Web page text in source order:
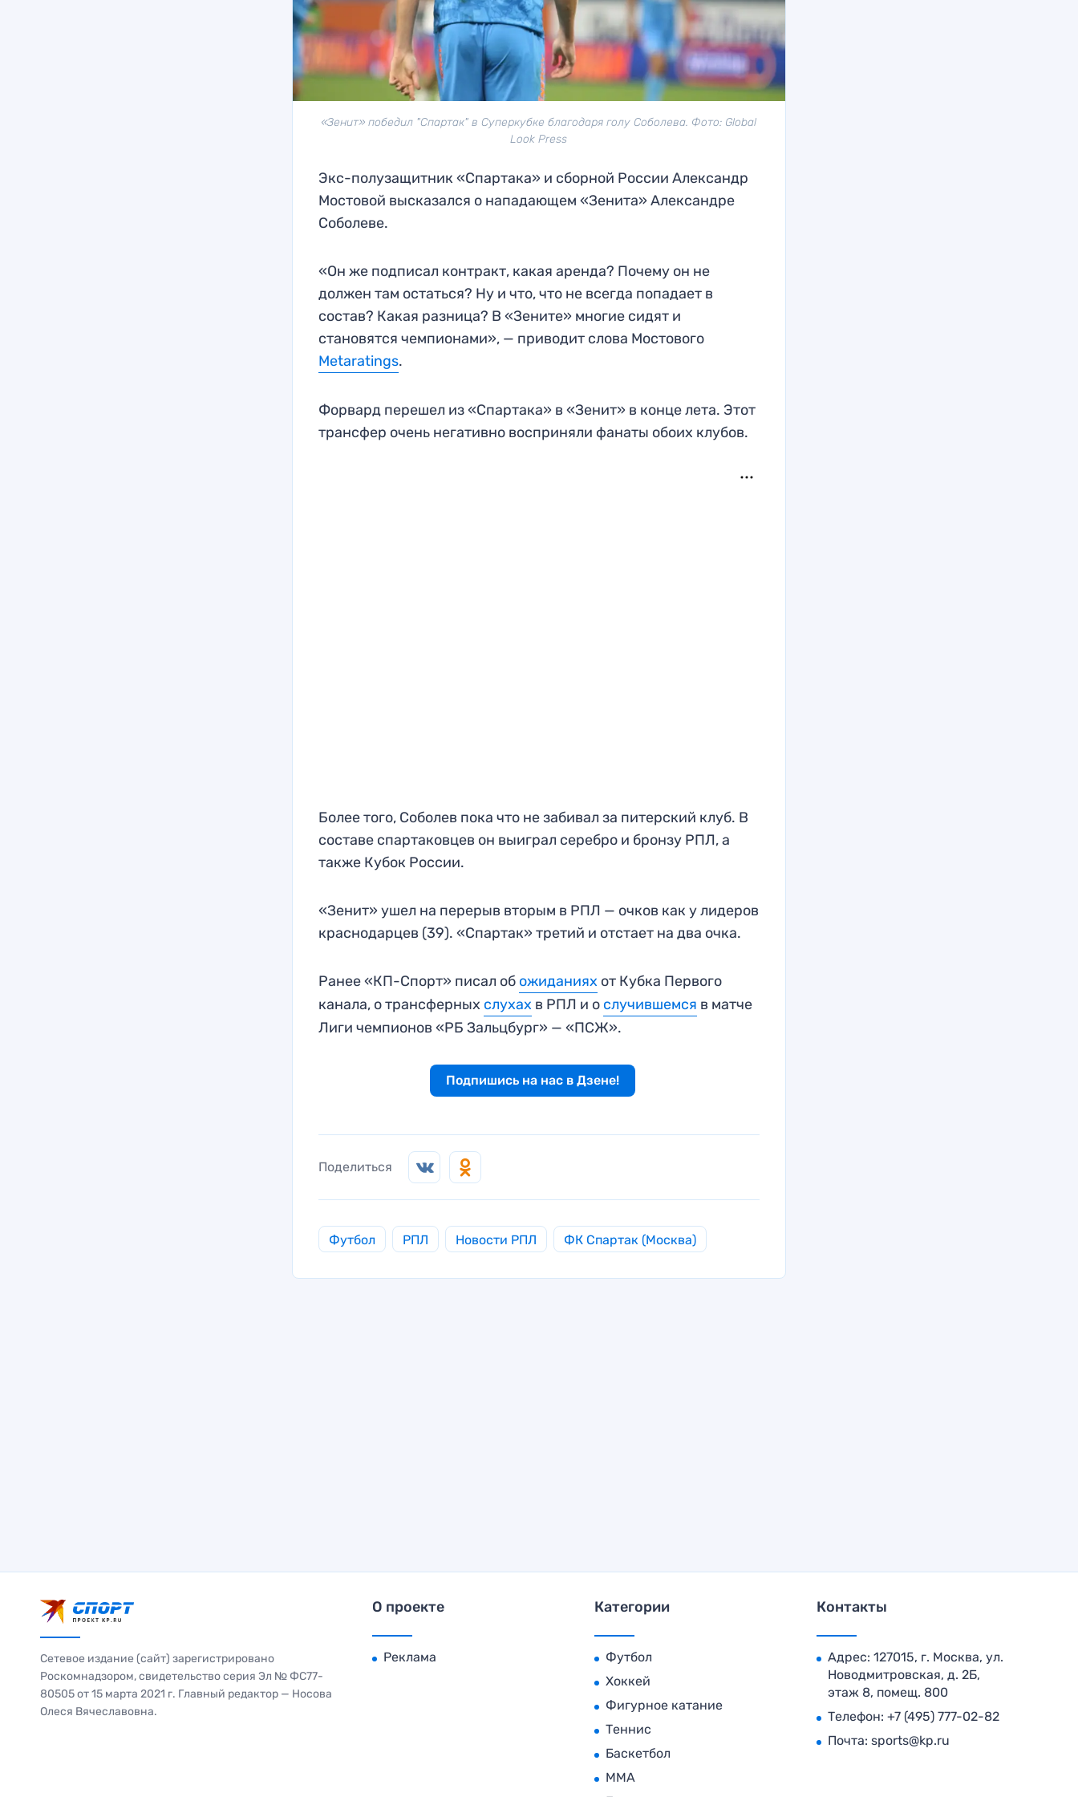
«Зенит» победил "Спартак" в Суперкубке благодаря голу Соболева. Фото: Global
Look Press
Экс-полузащитник «Спартака» и сборной России Александр
Мостовой высказался о нападающем «Зенита» Александре
Соболеве.
«Он же подписал контракт, какая аренда? Почему он не
должен там остаться? Ну и что, что не всегда попадает в
состав? Какая разница? В «Зените» многие сидят и
становятся чемпионами», — приводит слова Мостового
Metaratings.
Форвард перешел из «Спартака» в «Зенит» в конце лета. Этот
трансфер очень негативно восприняли фанаты обоих клубов.
Более того, Соболев пока что не забивал за питерский клуб. В
составе спартаковцев он выиграл серебро и бронзу РПЛ, а
также Кубок России.
«Зенит» ушел на перерыв вторым в РПЛ — очков как у лидеров
краснодарцев (39). «Спартак» третий и отстает на два очка.
Ранее «КП-Спорт» писал об ожиданиях от Кубка Первого
канала, о трансферных слухах в РПЛ и о случившемся в матче
Лиги чемпионов «РБ Зальцбург» — «ПСЖ».
Подпишись на нас в Дзене!
Поделиться
Футбол РПЛ Новости РПЛ ФК Спартак (Москва)
Сетевое издание (сайт) зарегистрировано
Роскомнадзором, свидетельство серия Эл № ФС77-
80505 от 15 марта 2021 г. Главный редактор — Носова
Олеся Вячеславовна.
О проекте
Реклама
Категории
Футбол
Хоккей
Фигурное катание
Теннис
Баскетбол
MMA
Контакты
Адрес: 127015, г. Москва, ул.
Новодмитровская, д. 2Б,
этаж 8, помещ. 800
Телефон: +7 (495) 777-02-82
Почта: sports@kp.ru